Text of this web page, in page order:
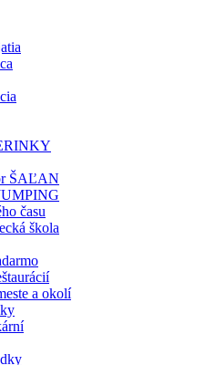
ŠAĽAN
času
škola
a okolí